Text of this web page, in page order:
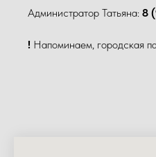
Администратор Татьяна: 8
! Напоминаем, городская